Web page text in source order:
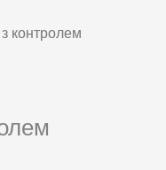
контролем